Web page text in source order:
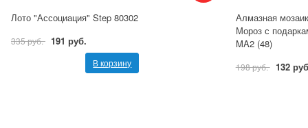
Лото "Ассоциация" Step 80302
335 руб. 191 руб.
В корзину
Алмазная
Мороз с
MA2 (48)
198 руб. 132